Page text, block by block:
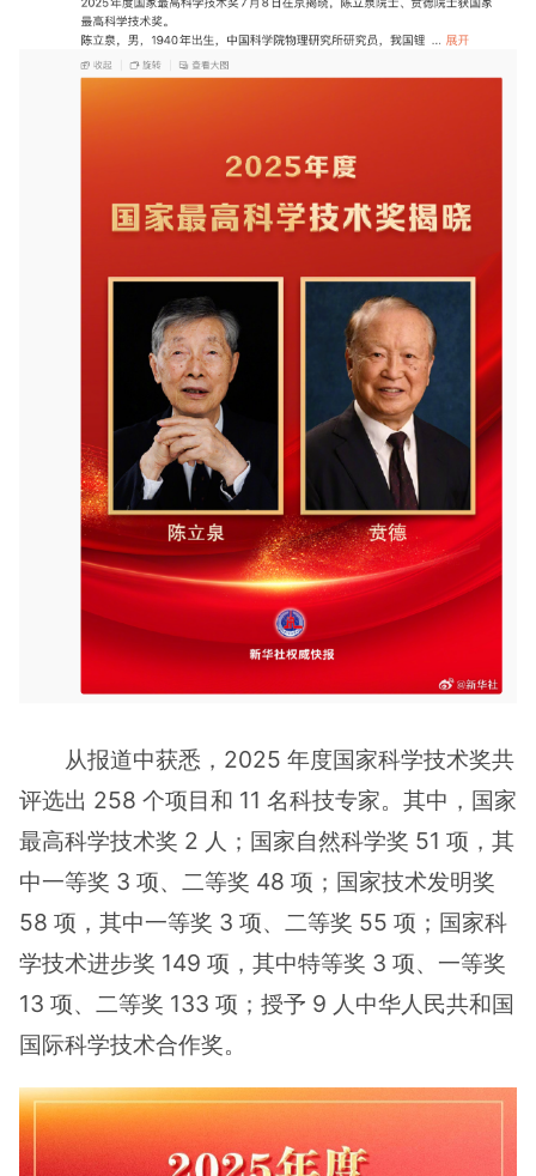
从报道中获悉，2025 年度国家科学技术奖共
评选出 258 个项目和 11 名科技专家。其中，国家
最高科学技术奖 2 人；国家自然科学奖 51 项，其
中一等奖 3 项、二等奖 48 项；国家技术发明奖
58 项，其中一等奖 3 项、二等奖 55 项；国家科
学技术进步奖 149 项，其中特等奖 3 项、一等奖
13 项、二等奖 133 项；授予 9 人中华人民共和国
国际科学技术合作奖。